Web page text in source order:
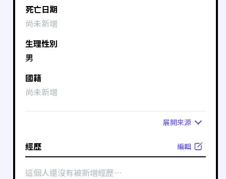
死亡日期
尚未新增
生理性別
男
國籍
尚未新增
展開來源
經歷 編輯
這個人還沒有被新增經歷⋯